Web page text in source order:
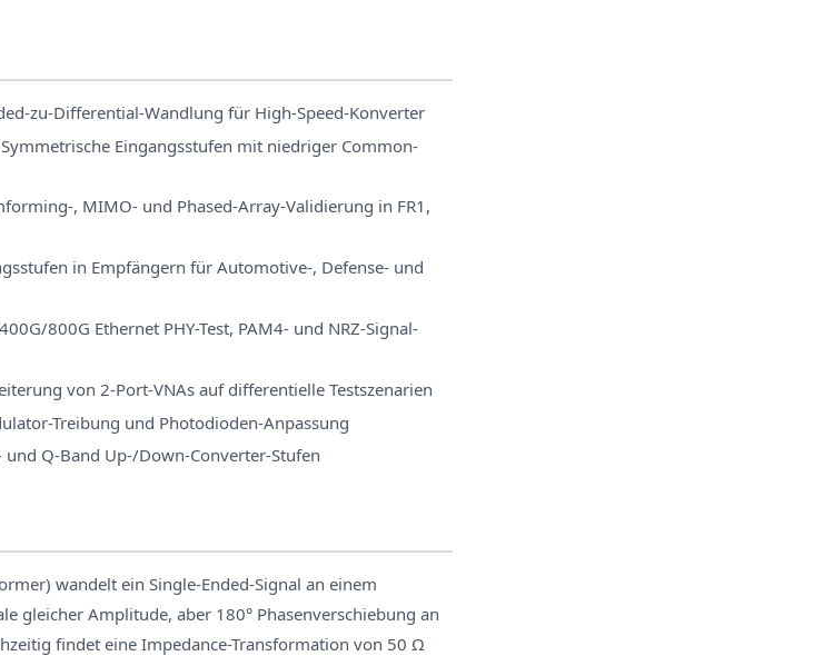
zu-Differential-Wandlung für High-Speed-Konverter
Symmetrische Eingangsstufen mit niedriger Common-
, MIMO- und Phased-Array-Validierung in FR1,
in Empfängern für Automotive-, Defense- und
800G Ethernet PHY-Test, PAM4- und NRZ-Signal-
von 2-Port-VNAs auf differentielle Testszenarien
Treibung und Photodioden-Anpassung
und Q-Band Up-/Down-Converter-Stufen
wandelt ein Single-Ended-Signal an einem
gleicher Amplitude, aber 180° Phasenverschiebung an
findet eine Impedance-Transformation von 50 Ω